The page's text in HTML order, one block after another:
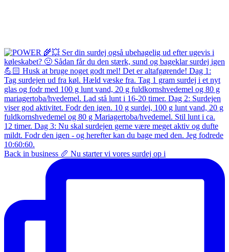
Back in business 🥖 Nu starter vi vores surdej op i